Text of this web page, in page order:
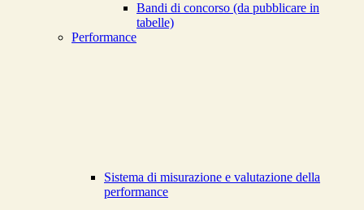
Bandi di concorso (da pubblicare in
tabelle)
Performance
Sistema di misurazione e valutazione della
performance